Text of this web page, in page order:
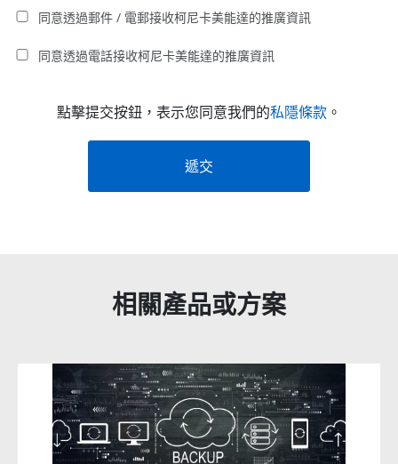
同意透過郵件 / 電郵接收柯尼卡美能達的推廣資訊
同意透過電話接收柯尼卡美能達的推廣資訊
點擊提交按鈕，表示您同意我們的私隱條款 。
遞交
相關產品或方案
Related products titles